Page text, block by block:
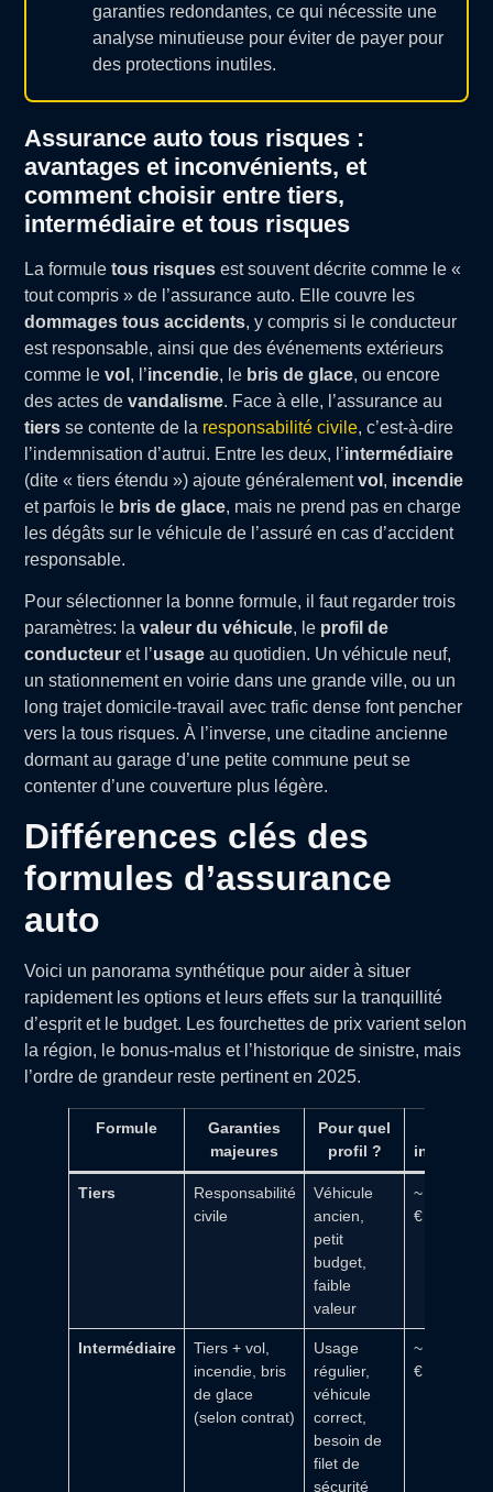
garanties redondantes, ce qui nécessite une
analyse minutieuse pour éviter de payer pour
des protections inutiles.
Assurance auto tous risques :
avantages et inconvénients, et
comment choisir entre tiers,
intermédiaire et tous risques
La formuletous risques est souvent décrite comme le «
tout compris » de l’assurance auto. Elle couvre les
dommages tous accidents, y compris si le conducteur
est responsable, ainsi que des événements extérieurs
comme levol , l’incendie, le bris de glace, ou encore
des actes devandalisme. Face à elle, l’assurance au
tiers se contente de la responsabilité civile, c’est-à-dire
l’indemnisation d’autrui. Entre les deux, l’intermédiaire
(dite « tiers étendu ») ajoute généralementvol , incendie
et parfois le bris de glace, mais ne prend pas en charge
les dégâts sur le véhicule de l’assuré en cas d’accident
responsable.
Pour sélectionner la bonne formule, il faut regarder trois
paramètres: lavaleur du véhicule, le profil de
conducteur et l’usage au quotidien. Un véhicule neuf,
un stationnement en voirie dans une grande ville, ou un
long trajet domicile-travail avec trafic dense font pencher
vers la tous risques. À l’inverse, une citadine ancienne
dormant au garage d’une petite commune peut se
contenter d’une couverture plus légère.
Différences clés des
formules d’assurance
auto
Voici un panorama synthétique pour aider à situer
rapidement les options et leurs effets sur la tranquillité
d’esprit et le budget. Les fourchettes de prix varient selon
la région, le bonus-malus et l’historique de sinistre, mais
l’ordre de grandeur reste pertinent en 2025.
Formule
Garanties
majeures
Pour quel
profil ?
indicatif/
Tiers
Responsabilité
civile
Véhicule
ancien,
petit
budget,
faible
valeur
~ 300 à
€
Intermédiaire
Tiers + vol,
incendie, bris
de glace
(selon contrat)
Usage
régulier,
véhicule
correct,
besoin de
filet de
sécurité
~ 500 à
€